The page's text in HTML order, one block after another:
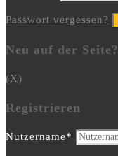
Passwort vergessen?
Neu auf der Seite?
(X)
Registrieren
Nutzername*